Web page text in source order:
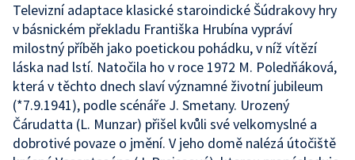
Televizní adaptace klasické staroindické Šúdrakovy hry
v básnickém překladu Františka Hrubína vypráví
milostný příběh jako poetickou pohádku, v níž vítězí
láska nad lstí. Natočila ho v roce 1972 M. Poledňáková,
která v těchto dnech slaví významné životní jubileum
(*7.9.1941), podle scénáře J. Smetany. Urozený
Čárudatta (L. Munzar) přišel kvůli své velkomyslné a
dobrotivé povaze o jmění. V jeho domě nalézá útočiště